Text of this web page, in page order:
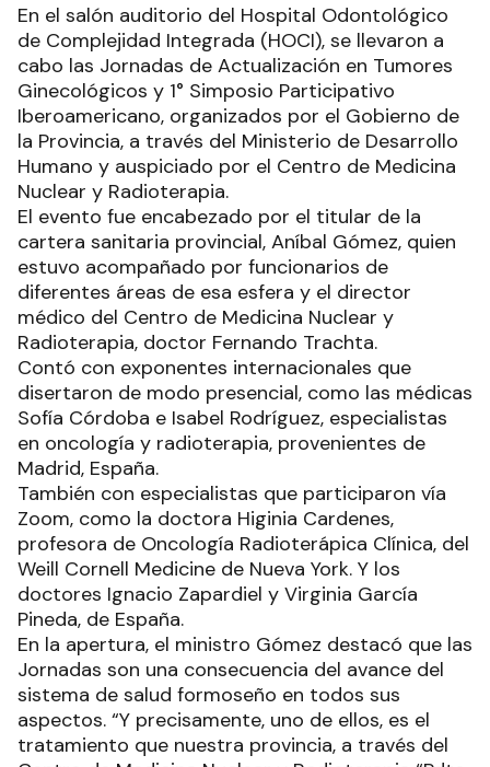
En el salón auditorio del Hospital Odontológico
de Complejidad Integrada (HOCI), se llevaron a
cabo las Jornadas de Actualización en Tumores
Ginecológicos y 1° Simposio Participativo
Iberoamericano, organizados por el Gobierno de
la Provincia, a través del Ministerio de Desarrollo
Humano y auspiciado por el Centro de Medicina
Nuclear y Radioterapia.
El evento fue encabezado por el titular de la
cartera sanitaria provincial, Aníbal Gómez, quien
estuvo acompañado por funcionarios de
diferentes áreas de esa esfera y el director
médico del Centro de Medicina Nuclear y
Radioterapia, doctor Fernando Trachta.
Contó con exponentes internacionales que
disertaron de modo presencial, como las médicas
Sofía Córdoba e Isabel Rodríguez, especialistas
en oncología y radioterapia, provenientes de
Madrid, España.
También con especialistas que participaron vía
Zoom, como la doctora Higinia Cardenes,
profesora de Oncología Radioterápica Clínica, del
Weill Cornell Medicine de Nueva York. Y los
doctores Ignacio Zapardiel y Virginia García
Pineda, de España.
En la apertura, el ministro Gómez destacó que las
Jornadas son una consecuencia del avance del
sistema de salud formoseño en todos sus
aspectos. “Y precisamente, uno de ellos, es el
tratamiento que nuestra provincia, a través del